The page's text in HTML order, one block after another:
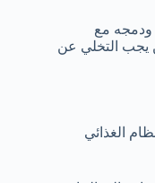
ودمجه مع
يجب التخلي عن
الغذائي